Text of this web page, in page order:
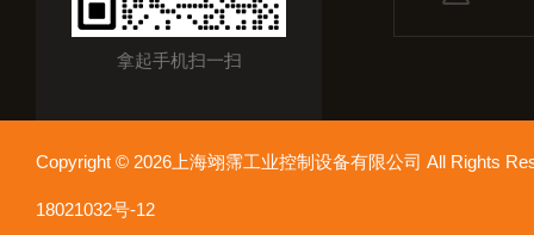
拿起手机扫一扫
Copyright © 2026上海翊霈工业控制设备有限公司 All Rights
18021032号-12